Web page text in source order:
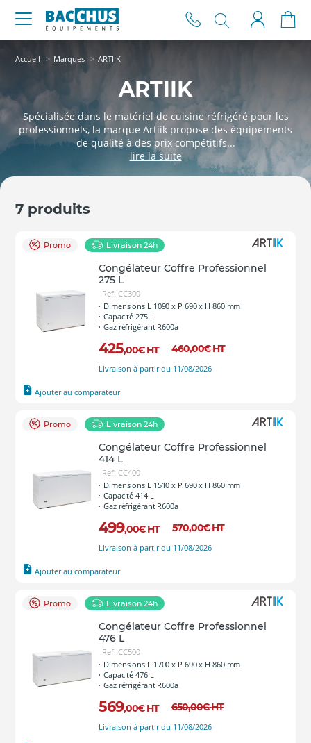
Accueil Marques ARTIIK
ARTIIK
Spécialisée dans le matériel de cuisine réfrigéré pour les
professionnels, la marque Artiik propose des équipements
de qualité à des prix compétitifs...
7 produits
Promo Livraison 24h
Congélateur Coffre Professionnel
275 L
Ref: CC300
Dimensions L 1090 x P 690 x H 860 mm
Capacité 275 L
Gaz réfrigérant R600a
425,00€ HT 460,00€HT
Livraison à partir du 11/08/2026
Ajouter au comparateur
Promo Livraison 24h
Congélateur Coffre Professionnel
414 L
Ref: CC400
Dimensions L 1510 x P 690 x H 860 mm
Capacité 414 L
Gaz réfrigérant R600a
499,00€ HT 570,00€HT
Livraison à partir du 11/08/2026
Ajouter au comparateur
Promo Livraison 24h
Congélateur Coffre Professionnel
476 L
Ref: CC500
Dimensions L 1700 x P 690 x H 860 mm
Capacité 476 L
Gaz réfrigérant R600a
569,00€ HT 650,00€HT
Livraison à partir du 11/08/2026